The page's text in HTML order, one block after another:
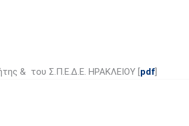
& του Σ.Π.Ε.Δ.Ε. ΗΡΑΚΛΕΙΟΥ [pdf]